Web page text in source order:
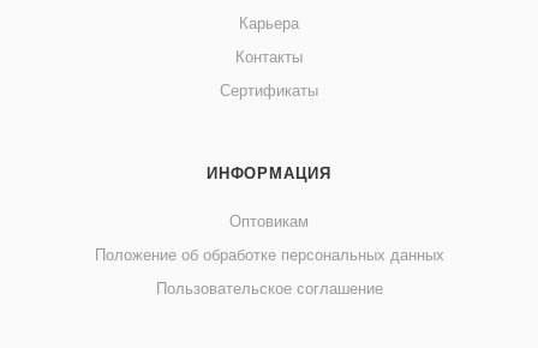
Карьера
Контакты
Сертификаты
ИНФОРМАЦИЯ
Оптовикам
Положение об обработке персональных данных
Пользовательское соглашение